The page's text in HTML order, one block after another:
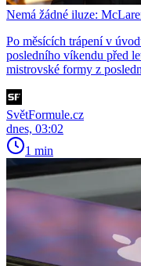
Nemá žádné iluze:
Po měsících trápení v
posledního víkendu před
mistrovské formy z
SvětFormule.cz
dnes, 03:02
1 min